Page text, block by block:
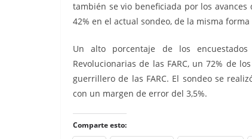
también se vio beneficiada por los
42% en el actual sondeo, de la misma
Un alto porcentaje de los
Revolucionarias de las FARC, un 72% de
guerrillero de las FARC. El sondeo se
con un margen de error del 3,5%.
Comparte esto: